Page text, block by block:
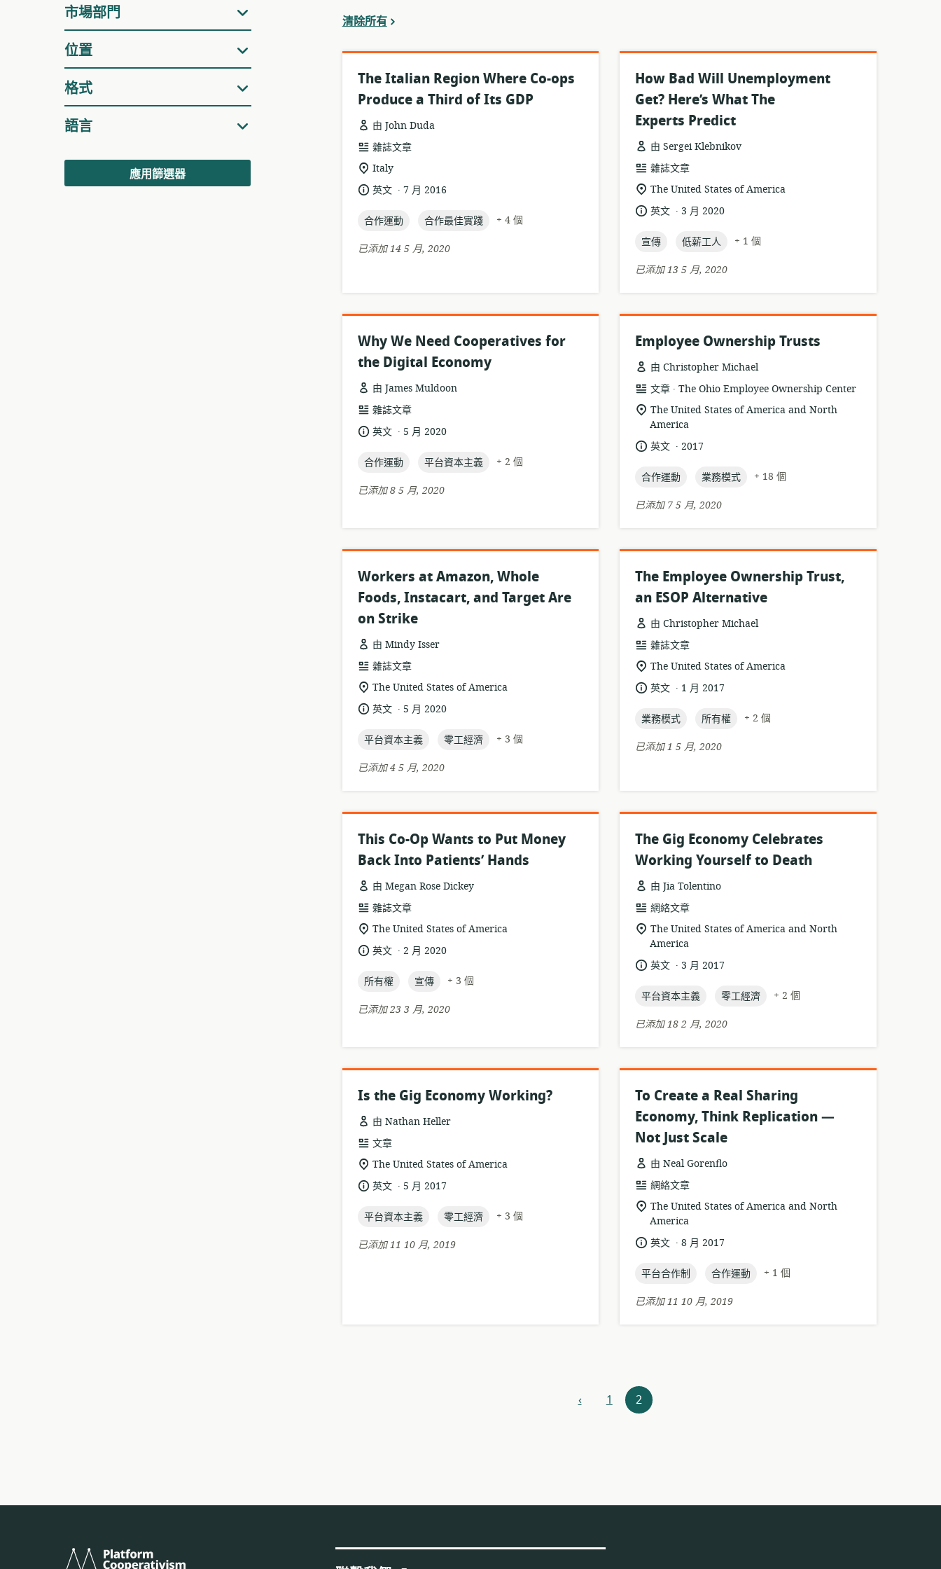
市場部門
位置
格式
語言
應用篩選器
濾
器
清除所有
The Italian Region Where Co-ops
Produce a Third of Its GDP
由 John Duda
資
源
式:
雜誌文章
相
關
位
置:
Italy
語 英文 .
發
日
7 月 2016
topic:
合作運動 topic:
合作最佳實踐
+ 4 個
已添加 14 5 月, 2020
How Bad Will Unemployment
Get? Here’s What The
Experts Predict
由 Sergei Klebnikov
資
源
式:
雜誌文章
相
關
位
置:
The United States of America
語 英文 .
發
日
3 月 2020
topic:
宣傳 topic:
低薪工人
+ 1 個
已添加 13 5 月, 2020
Why We Need Cooperatives for
the Digital Economy
由 James Muldoon
資
源
格
式:
雜誌文章
語 英文 .
發
日
5 月 2020
topic:
合作運動 topic:
平台資本主義
+ 2 個
已添加 8 5 月, 2020
Employee Ownership Trusts
由 Christopher Michael
資
源
格
文章 .
發
布
者:
The Ohio Employee Ownership Center
相
關
位
The United States of America and North
America
語 英文 .
發
日
2017
topic:
合作運動 topic:
業務模式
+ 18 個
已添加 7 5 月, 2020
Workers at Amazon, Whole
Foods, Instacart, and Target Are
on Strike
由 Mindy Isser
資
源
式:
雜誌文章
相
關
位
置:
The United States of America
語 英文 .
發
日
5 月 2020
topic:
平台資本主義 topic:
零工經濟
+ 3 個
已添加 4 5 月, 2020
The Employee Ownership Trust,
an ESOP Alternative
由 Christopher Michael
資
源
式:
雜誌文章
相
關
位
置:
The United States of America
語 英文 .
發
日
1 月 2017
topic:
業務模式 topic:
所有權
+ 2 個
已添加 1 5 月, 2020
This Co-Op Wants to Put Money
Back Into Patients’ Hands
由 Megan Rose Dickey
資
源
式:
雜誌文章
相
關
位
置:
The United States of America
語 英文 .
發
2 月 2020
topic:
所有權 topic:
宣傳
+ 3 個
已添加 23 3 月, 2020
The Gig Economy Celebrates
Working Yourself to Death
由 Jia Tolentino
資
源
格
網絡文章
相
關
位
The United States of America and North
America
語 英文 .
發
日
3 月 2017
topic:
平台資本主義 topic:
零工經濟
+ 2 個
已添加 18 2 月, 2020
Is the Gig Economy Working?
由 Nathan Heller
資
源
式:
文章
相
關
位
置:
The United States of America
語 英文 .
發
日
5 月 2017
topic:
平台資本主義 topic:
零工經濟
+ 3 個
已添加 11 10 月, 2019
To Create a Real Sharing
Economy, Think Replication —
Not Just Scale
由 Neal Gorenflo
資
源
格
網絡文章
相
關
位
The United States of America and North
America
語 英文 .
發
日
8 月 2017
topic:
平台合作制 topic:
合作運動
+ 1 個
已添加 11 10 月, 2019
航
‹上 1 2